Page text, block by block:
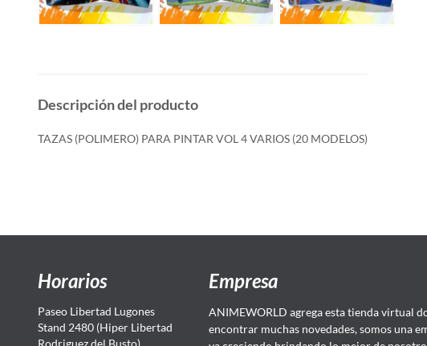
Descripción del producto
TAZAS (POLIMERO) PARA PINTAR VOL 4 VARIOS (20 MODELOS)
Horarios
Paseo Libertad Lugones
Stand 2480 (Hiper Libertad
Rodriguez del Busto)
Empresa
ANIMEWORLD agrega esta tienda virtual
encontrar muchas novedades, somos una